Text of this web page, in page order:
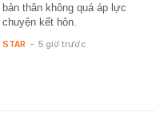
bản thân không quá áp lực
chuyện kết hôn.
STAR - 5 giờ trước